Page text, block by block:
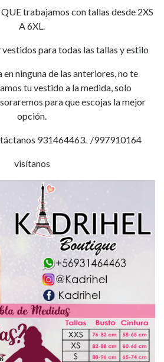
trabajamos con tallas desde 2XS
A 6XL.
vestidos para todas las tallas y estilo
en ninguna de las anteriores, no te
tu vestido a la medida, solo
para que escojas la mejor
opción.
931464463. /997910164
visítanos